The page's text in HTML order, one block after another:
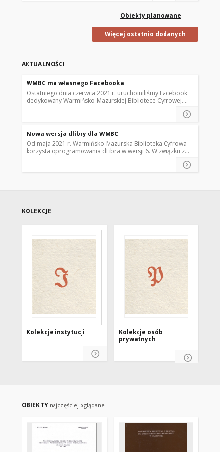
Obiekty planowane
Więcej ostatnio dodanych
AKTUALNOŚCI
WMBC ma własnego Facebooka
Ostatniego dnia czerwca 2021 r. uruchomiliśmy Facebook
dedykowany Warmińsko-Mazurskiej Bibliotece Cyfrowej.
słychać w klastrze WMBC.
Nowa wersja dlibry dla WMBC
Od maja 2021 r. Warmińsko-Mazurska Biblioteka Cyfrowa
korzysta oprogramowania dLibra w wersji 6. W związku z
KOLEKCJE
Kolekcje instytucji
Kolekcje osób
prywatnych
OBIEKTY najczęściej oglądane